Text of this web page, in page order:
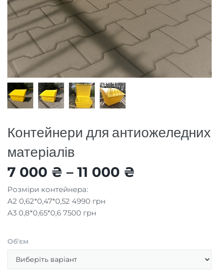
Контейнери для антиожеледних
матеріалів
7 000 ₴ – 11 000 ₴
Розміри контейнера:
А2 0,62*0,47*0,52 4990 грн
А3 0,8*0,65*0,6 7500 грн
Об'єм